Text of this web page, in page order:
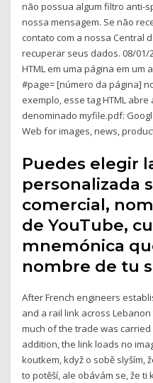
não possua algum filtro anti-
nossa mensagem. Se não
contato com a nossa Central
recuperar seus dados. 08/01/
HTML em uma página em um
#page= [número da página]
exemplo, esse tag HTML
denominado myfile.pdf:
Web for images, news,
Puedes elegir
personalizada
comercial,
de YouTube,
mnemónica
nombre de tu
After French engineers
and a rail link across
much of the trade was
addition, the link loads no
koutkem, když o sobě slyším,
to potěší, ale obávám se, že